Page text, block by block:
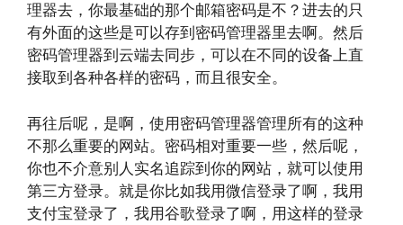
理器去，你最基础的那个邮箱密码是不？进去的只
有外面的这些是可以存到密码管理器里去啊。然后
密码管理器到云端去同步，可以在不同的设备上直
接取到各种各样的密码，而且很安全。
再往后呢，是啊，使用密码管理器管理所有的这种
不那么重要的网站。密码相对重要一些，然后呢，
你也不介意别人实名追踪到你的网站，就可以使用
第三方登录。就是你比如我用微信登录了啊，我用
支付宝登录了，我用谷歌登录了啊，用这样的登录